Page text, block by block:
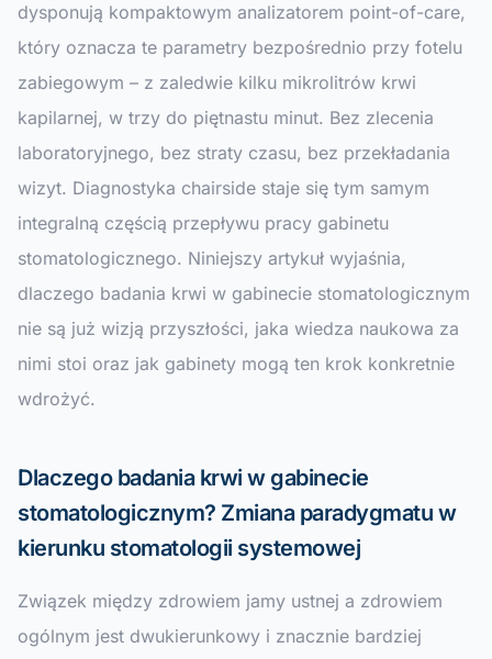
dysponują kompaktowym analizatorem point-of-care,
który oznacza te parametry bezpośrednio przy fotelu
zabiegowym – z zaledwie kilku mikrolitrów krwi
kapilarnej, w trzy do piętnastu minut. Bez zlecenia
laboratoryjnego, bez straty czasu, bez przekładania
wizyt. Diagnostyka chairside staje się tym samym
integralną częścią przepływu pracy gabinetu
stomatologicznego. Niniejszy artykuł wyjaśnia,
dlaczego badania krwi w gabinecie stomatologicznym
nie są już wizją przyszłości, jaka wiedza naukowa za
nimi stoi oraz jak gabinety mogą ten krok konkretnie
wdrożyć.
Dlaczego badania krwi w gabinecie
stomatologicznym? Zmiana paradygmatu w
kierunku stomatologii systemowej
Związek między zdrowiem jamy ustnej a zdrowiem
ogólnym jest dwukierunkowy i znacznie bardziej